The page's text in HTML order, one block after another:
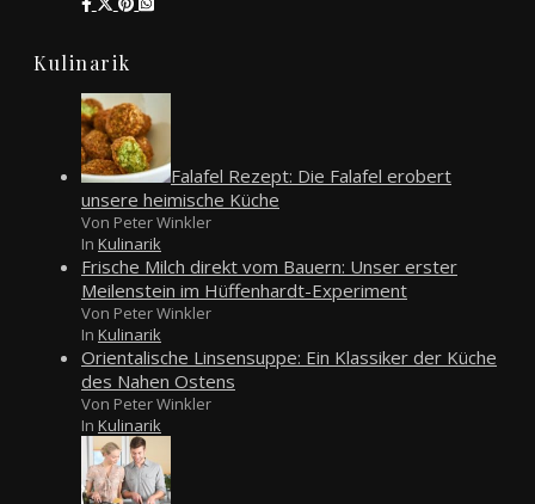
Kulinarik
Falafel Rezept: Die Falafel erobert
unsere heimische Küche
Von Peter Winkler
In Kulinarik
Frische Milch direkt vom Bauern: Unser erster
Meilenstein im Hüffenhardt-Experiment
Von Peter Winkler
In Kulinarik
Orientalische Linsensuppe: Ein Klassiker der Küche
des Nahen Ostens
Von Peter Winkler
In Kulinarik